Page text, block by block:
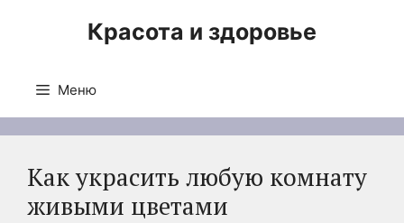
Красота и здоровье
Меню
Как украсить любую комнату
живыми цветами